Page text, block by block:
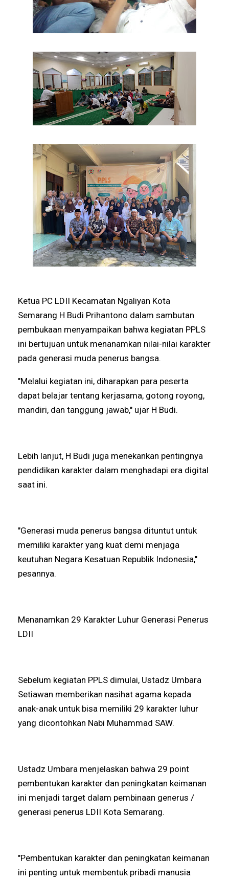
Ketua PC LDII Kecamatan Ngaliyan Kota
Semarang H Budi Prihantono dalam sambutan
pembukaan menyampaikan bahwa kegiatan PPLS
ini bertujuan untuk menanamkan nilai-nilai karakter
pada generasi muda penerus bangsa.
"Melalui kegiatan ini, diharapkan para peserta
dapat belajar tentang kerjasama, gotong royong,
mandiri, dan tanggung jawab," ujar H Budi.
Lebih lanjut, H Budi juga menekankan pentingnya
pendidikan karakter dalam menghadapi era digital
saat ini.
"Generasi muda penerus bangsa dituntut untuk
memiliki karakter yang kuat demi menjaga
keutuhan Negara Kesatuan Republik Indonesia,"
pesannya.
Menanamkan 29 Karakter Luhur Generasi Penerus
LDII
Sebelum kegiatan PPLS dimulai, Ustadz Umbara
Setiawan memberikan nasihat agama kepada
anak-anak untuk bisa memiliki 29 karakter luhur
yang dicontohkan Nabi Muhammad SAW.
Ustadz Umbara menjelaskan bahwa 29 point
pembentukan karakter dan peningkatan keimanan
ini menjadi target dalam pembinaan generus /
generasi penerus LDII Kota Semarang.
"Pembentukan karakter dan peningkatan keimanan
ini penting untuk membentuk pribadi manusia